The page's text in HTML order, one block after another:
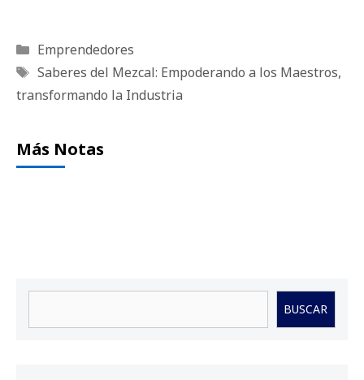
Categorías
Emprendedores
Etiquetas
Saberes del Mezcal: Empoderando a los Maestros,
transformando la Industria
Más Notas
BUSCAR